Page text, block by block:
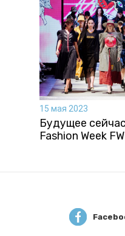
15 мая 2023
Будущее
Fashion Week